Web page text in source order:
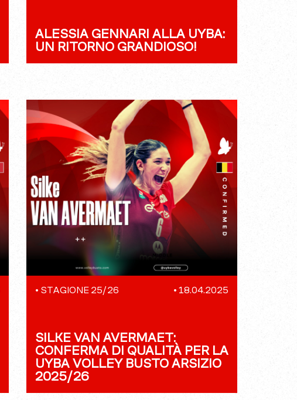
ALESSIA GENNARI ALLA UYBA:
UN RITORNO GRANDIOSO!
• STAGIONE 25/26 • 18.04.2025
SILKE VAN AVERMAET:
CONFERMA DI QUALITÀ PER LA
UYBA VOLLEY BUSTO ARSIZIO
2025/26